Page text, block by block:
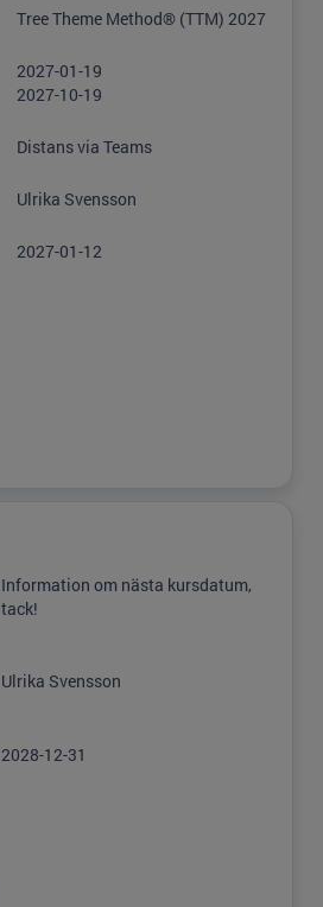
Tree Theme Method® (TTM) 2027
2027-01-19
2027-10-19
Distans via Teams
Ulrika Svensson
2027-01-12
Information om nästa kursdatum,
tack!
Ulrika Svensson
2028-12-31